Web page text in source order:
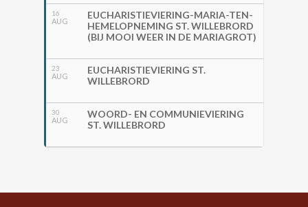
16
AUG
EUCHARISTIEVIERING-MARIA-TEN-
HEMELOPNEMING ST. WILLEBRORD
(BIJ MOOI WEER IN DE MARIAGROT)
23
AUG
EUCHARISTIEVIERING ST.
WILLEBRORD
30
AUG
WOORD- EN COMMUNIEVIERING
ST. WILLEBRORD